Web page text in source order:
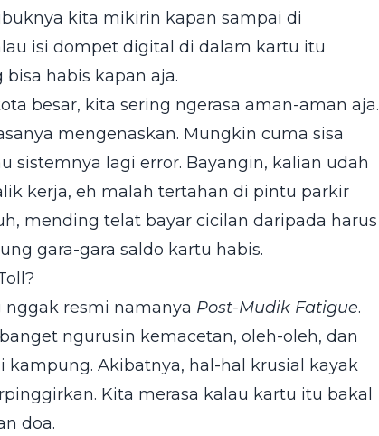
kita mikirin kapan sampai di
isi dompet digital di dalam kartu itu
habis kapan aja.
besar, kita sering ngerasa aman-aman aja.
mengenaskan. Mungkin cuma sisa
sistemnya lagi error. Bayangin, kalian udah
kerja, eh malah tertahan di pintu parkir
mending telat bayar cicilan daripada harus
gara-gara saldo kartu habis.
nggak resmi namanya Post-Mudik Fatigue.
ngurusin kemacetan, oleh-oleh, dan
Akibatnya, hal-hal krusial kayak
Kita merasa kalau kartu itu bakal
doa.